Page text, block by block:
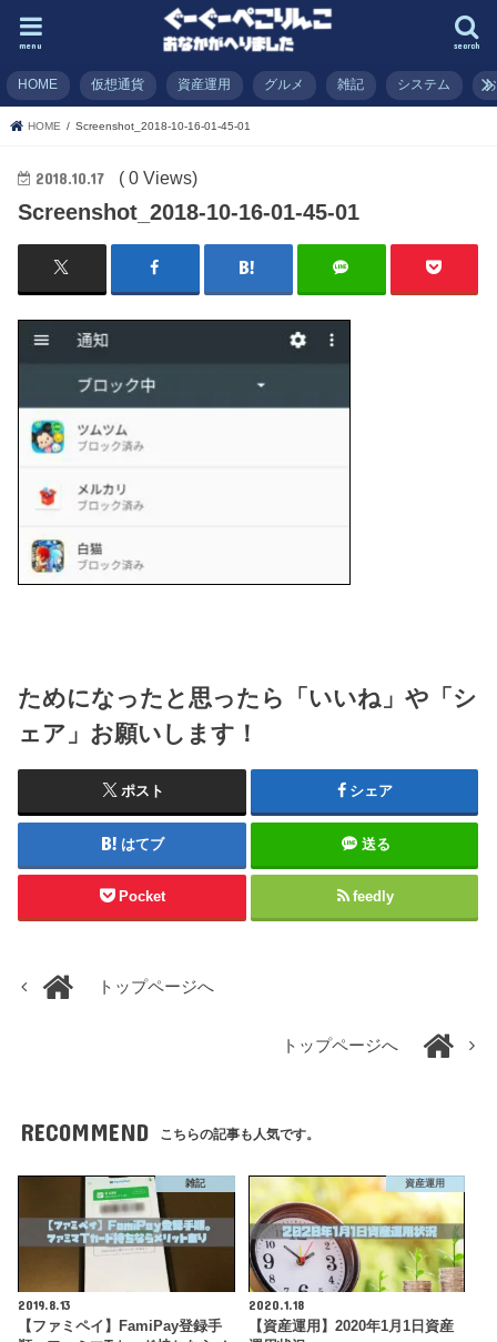
search
menu
HOME 仮想通貨 資産運用 グルメ 雑記 システム
HOME Screenshot_2018-10-16-01-45-01
2018.10.17 ( 0 Views)
Screenshot_2018-10-16-01-45-01
ためになったと思ったら「いいね」や「シ
ェア」お願いします！
ポスト シェア
はてブ 送る
Pocket feedly
トップページへ
トップページへ
RECOMMEND こちらの記事も人気です。
雑記
2019.8.13
【ファミペイ】FamiPay登録手
資産運用
2020.1.18
【資産運用】2020年1月1日資産